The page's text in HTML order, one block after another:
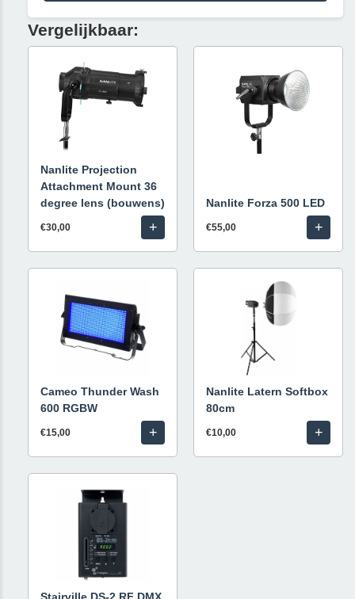
Vergelijkbaar:
Nanlite Projection
Attachment Mount 36
degree lens (bouwens)
€30,00 +
Nanlite Forza 500 LED
€55,00 +
Cameo Thunder Wash
600 RGBW
€15,00 +
Nanlite Latern Softbox
80cm
€10,00 +